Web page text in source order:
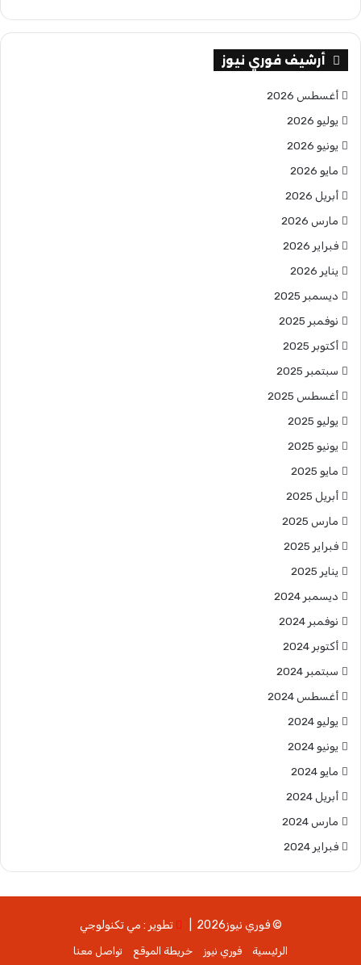
أرشيف فوري نيوز
أغسطس 2026
يوليو 2026
يونيو 2026
مايو 2026
أبريل 2026
مارس 2026
فبراير 2026
يناير 2026
ديسمبر 2025
نوفمبر 2025
أكتوبر 2025
سبتمبر 2025
أغسطس 2025
يوليو 2025
يونيو 2025
مايو 2025
أبريل 2025
مارس 2025
فبراير 2025
يناير 2025
ديسمبر 2024
نوفمبر 2024
أكتوبر 2024
سبتمبر 2024
أغسطس 2024
يوليو 2024
يونيو 2024
مايو 2024
أبريل 2024
مارس 2024
فبراير 2024
© فوري نيوز2026 | تطوير : مي تكنولوجي
الرئيسية فوري نيوز خريطة الموقع تواصل معنا